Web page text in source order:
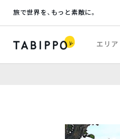
旅で世界を、もっと素敵に。
エリア